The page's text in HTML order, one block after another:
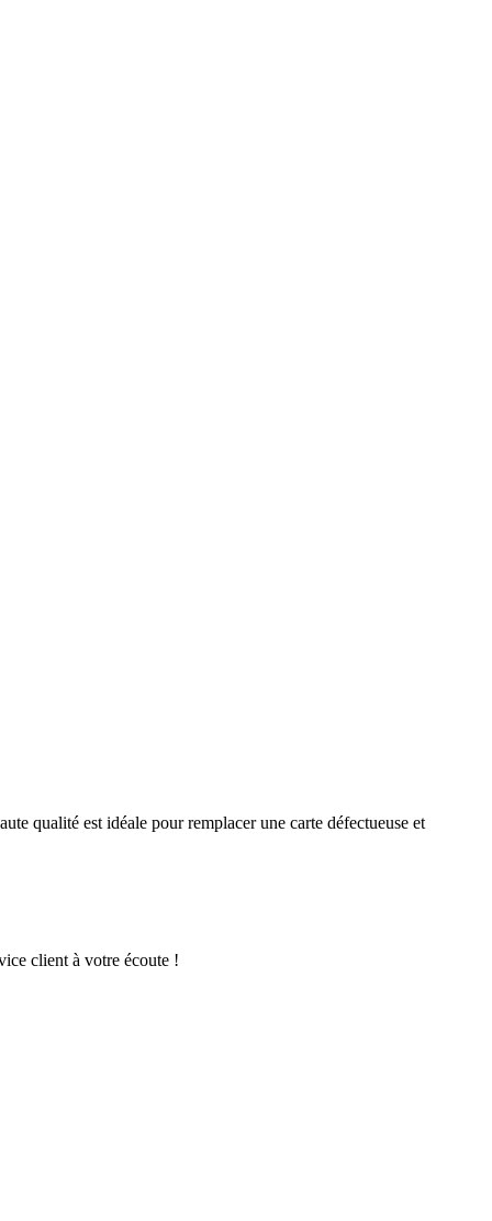
qualité est idéale pour remplacer une carte défectueuse et
client à votre écoute !